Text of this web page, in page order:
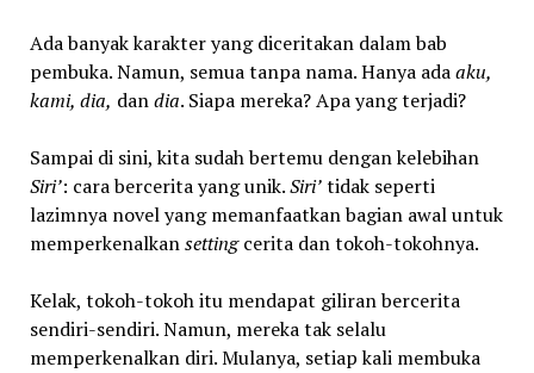
Ada banyak karakter yang diceritakan dalam bab
pembuka. Namun, semua tanpa nama. Hanya adaaku,
kami, dia, dandia. Siapa mereka? Apa yang terjadi?
Sampai di sini, kita sudah bertemu dengan kelebihan
Siri’: cara bercerita yang unik.Siri’tidak seperti
lazimnya novel yang memanfaatkan bagian awal untuk
memperkenalkansettingcerita dan tokoh-tokohnya.
Kelak, tokoh-tokoh itu mendapat giliran bercerita
sendiri-sendiri. Namun, mereka tak selalu
memperkenalkan diri. Mulanya, setiap kali membuka